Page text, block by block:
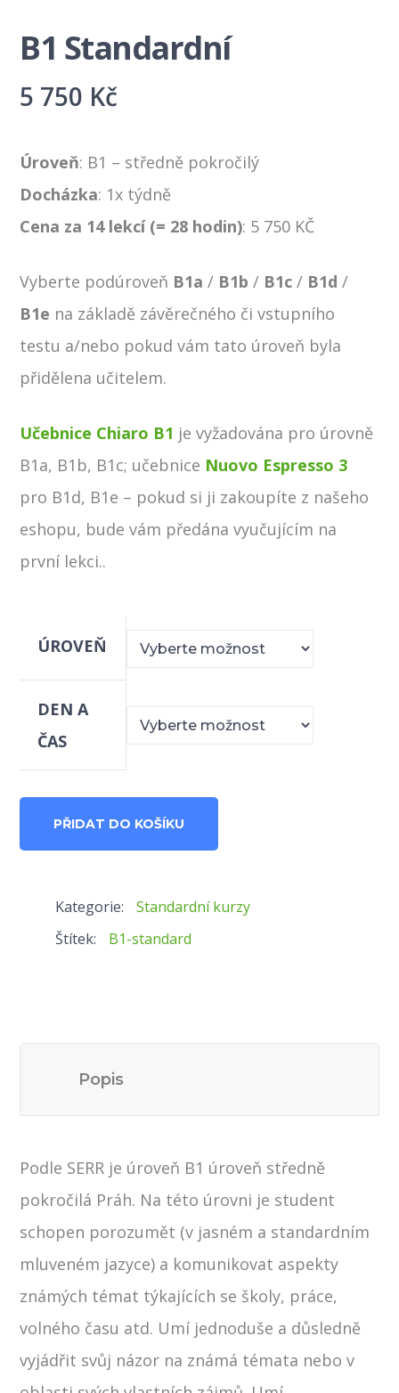
B1 Standardní
5 750 Kč
Úroveň: B1 – středně pokročilý
Docházka: 1x týdně
Cena za 14 lekcí (= 28 hodin): 5 750 KČ
Vyberte podúroveň B1a / B1b / B1c / B1d /
B1e na základě závěrečného či vstupního
testu a/nebo pokud vám tato úroveň byla
přidělena učitelem.
Učebnice Chiaro B1 je vyžadována pro úrovně
B1a, B1b, B1c; učebnice Nuovo Espresso 3
pro B1d, B1e – pokud si ji zakoupíte z našeho
eshopu, bude vám předána vyučujícím na
první lekci..
ÚROVEŇ
DEN A
ČAS
Standardní
PŘIDAT DO KOŠÍKU
Kategorie:
Standardní kurzy
Štítek:
B1-standard
Popis
Podle SERR je úroveň B1 úroveň středně
pokročilá Práh. Na této úrovni je student
schopen porozumět (v jasném a standardním
mluveném jazyce) a komunikovat aspekty
známých témat týkajících se školy, práce,
volného času atd. Umí jednoduše a důsledně
vyjádřit svůj názor na známá témata nebo v